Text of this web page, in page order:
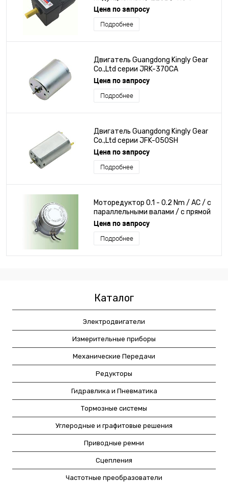
Цена по запросу
Подробнее
Двигатель Guangdong Kingly Gear
Co.,Ltd серии JRK-370CA
Цена по запросу
Подробнее
Двигатель Guangdong Kingly Gear
Co.,Ltd серии JFK-050SH
Цена по запросу
Подробнее
Моторедуктор 0.1 - 0.2 Nm / AC / с
параллельными валами / с прямой
зубчатой передачей
Цена по запросу
Подробнее
Каталог
Электродвигатели
Измерительные приборы
Механические Передачи
Редукторы
Гидравлика и Пневматика
Тормозные системы
Углеродные и графитовые решения
Приводные ремни
Сцепления
Частотные преобразователи